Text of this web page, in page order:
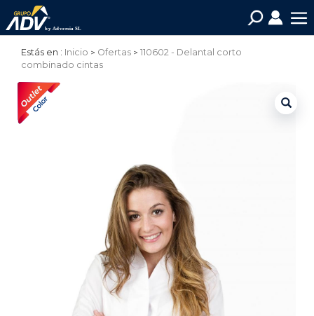
Estás en : Inicio Ofertas
110602 - Delantal corto
combinado cintas